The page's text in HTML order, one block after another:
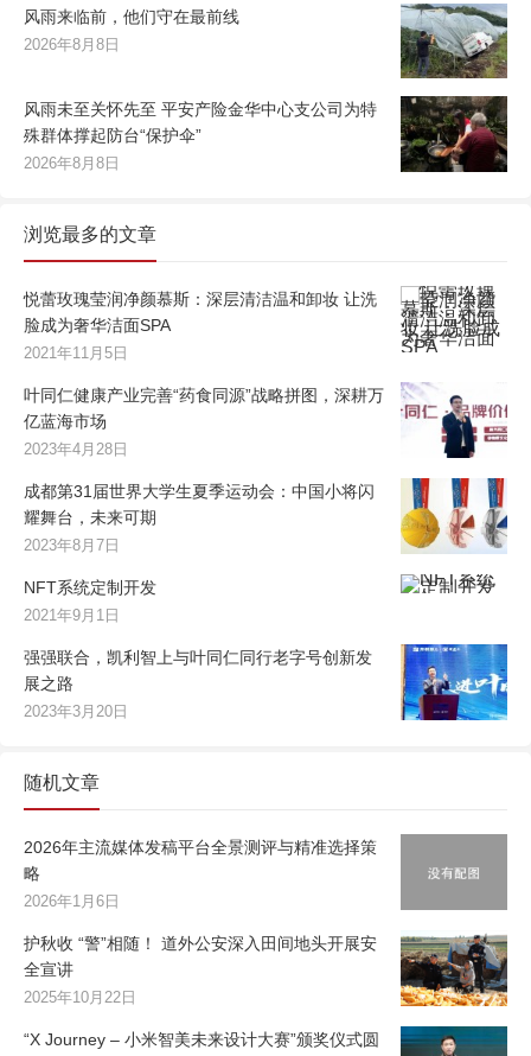
风雨来临前，他们守在最前线
2026年8月8日
风雨未至关怀先至 平安产险金华中心支公司为特
殊群体撑起防台“保护伞”
2026年8月8日
浏览最多的文章
悦蕾玫瑰莹润净颜慕斯：深层清洁温和卸妆 让洗
脸成为奢华洁面SPA
2021年11月5日
叶同仁健康产业完善“药食同源”战略拼图，深耕万
亿蓝海市场
2023年4月28日
成都第31届世界大学生夏季运动会：中国小将闪
耀舞台，未来可期
2023年8月7日
NFT系统定制开发
2021年9月1日
强强联合，凯利智上与叶同仁同行老字号创新发
展之路
2023年3月20日
随机文章
2026年主流媒体发稿平台全景测评与精准选择策
略
2026年1月6日
护秋收 “警”相随！ 道外公安深入田间地头开展安
全宣讲
2025年10月22日
“X Journey – 小米智美未来设计大赛”颁奖仪式圆